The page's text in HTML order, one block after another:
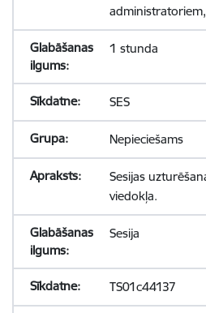
1 stunda
SES
Nepieciešams
Sesijas
viedokļa.
Sesija
TS01c44137